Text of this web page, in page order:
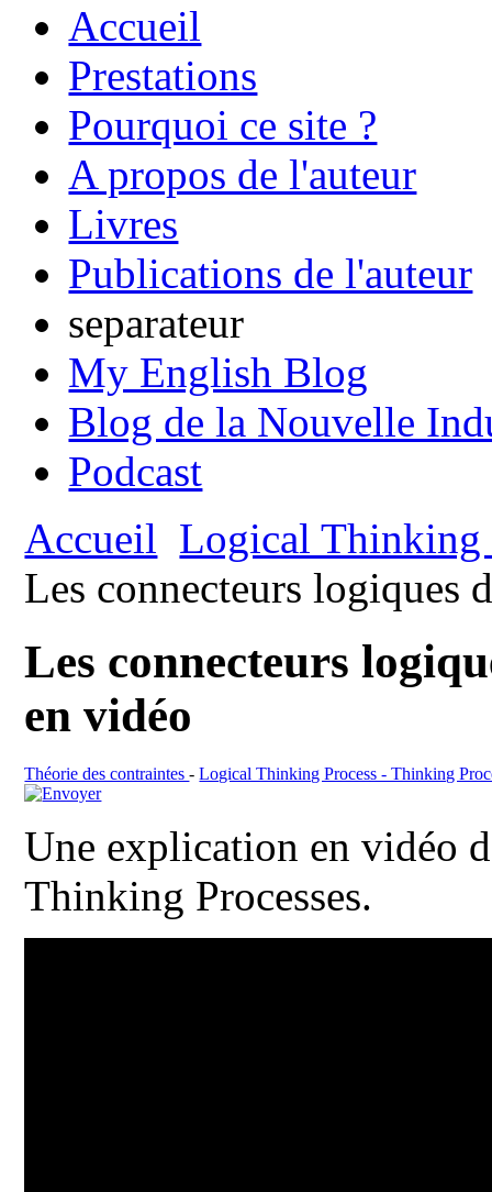
Accueil
Prestations
Pourquoi ce site ?
A propos de l'auteur
Livres
Publications de l'auteur
separateur
My English Blog
Blog de la Nouvelle
Podcast
Accueil Logical Thinking
Les connecteurs logiques
Les connecteurs
en vidéo
Théorie des contraintes-Logical Thinking Process - Thinking
Une explication en vidéo
Thinking Processes.